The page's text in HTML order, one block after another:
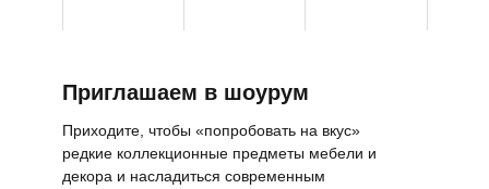
Приглашаем в шоурум
Приходите, чтобы «попробовать на вкус»
редкие коллекционные предметы мебели и
декора и насладиться современным